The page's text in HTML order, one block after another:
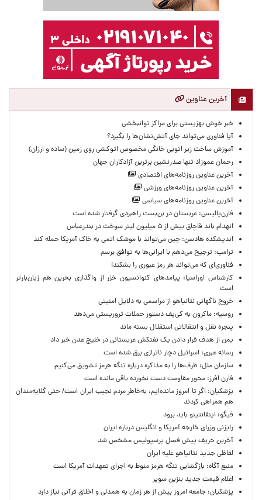
آخرین عناوین
خبر خوش بهزیستی برای مراکز توانبخشی
آیا فناوری می‌تواند جای آتش‌نشان‌ها را بگیرد؟
آموزش ساخت زیر اتویی خانگی مخصوص اتوکشی روی زمین (ساده و ارزان)
رحمان عموزاد تنها صدرنشین برترین آزادکاران جهان
آخرین عناوین روزنامه‌های اقتصادی
آخرین عناوین روزنامه‌های ورزشی
آخرین عناوین روزنامه‌های سیاسی
فارن‌پالیسی: عربستان در بن‌بست راهبردی گرفتار شده است
انهدام باند قاچاق بیش از ۵ میلیون لیتر سوخت در بندرعباس
اندیشکده هادسن: چین می‌تواند با موشک اتمی به خاک آمریکا حمله کند
ترامپ: ترجیح می‌دهم با ایرانی‌‌ها به توافق برسم
فناوری‌ای که می‌تواند هر رمز عبوری را بشکند!
کارشناس اوراسیا: پیامدهای کنوانسیون خزر از واگذاری بحرین هم زیان‌بارتر
است
خروج ناگهانی نتانیاهو از مراسمی به دلایل امنیتی
روسیه: ماکرون به کی‌یف دستور حملات تروریستی می‌دهد
پنجره‌ نقل و انتقالاتی استقلال بسته ماند
یمن از هدف قرار دادن یک نفتکش عربستانی در خلیج عدن خبر داد
رسانه عبری: اسرائیل دچار ناترازی برق شده است
سازمان ملل: طرف‌ها را به مذاکره درباره تنگه هرمز تشویق می‌کنیم
فارن افرز: محور مقاومت دست نخورده باقی مانده است
پزشکیان: اگر تا امروز مانده‌ایم، به‌خاطر مردم نجیب ایران است/ حتی گلایه‌مندان
هم همراهی کردند
فیگو: اینفانتینو باید برود
رایزنی وزرای خارجه آمریکا و انگلیس درباره ایران
آخرین حریف پیش فصل پرسپولیس مشخص شد
لفاظی جدید نتانیاهو علیه ایران
منبع آگاه: بازگشایی تنگه هرمز منوط به اجرای تعهدات آمریکا است
اعلام قیمت جدید بنزین سوپر
پزشکیان: جامعه امروز بیش از هر زمان به همدلی و اخلاق قرآنی نیاز دارد